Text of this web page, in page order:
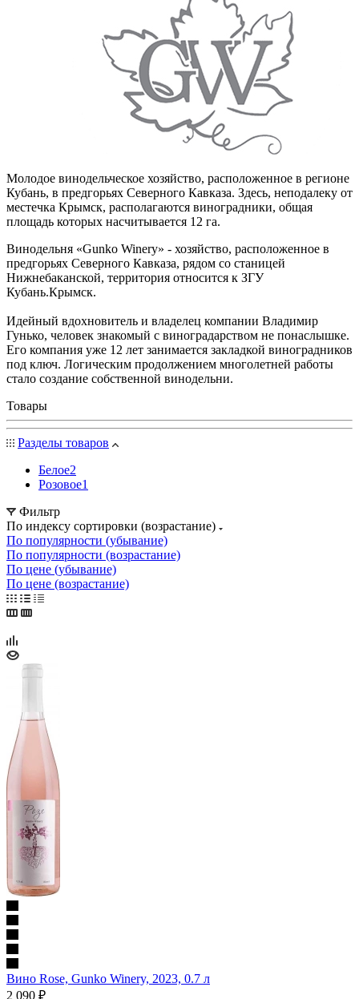
Молодое винодельческое хозяйство, расположенное в регионе
Кубань, в предгорьях Северного Кавказа. Здесь, неподалеку от
местечка Крымск, располагаются виноградники, общая
площадь которых насчитывается 12 га.
Винодельня «Gunko Winery» - хозяйство, расположенное в
предгорьях Северного Кавказа, рядом со станицей
Нижнебаканской, территория относится к ЗГУ
Кубань.Крымск.
Идейный вдохновитель и владелец компании Владимир
Гунько, человек знакомый с виноградарством не понаслышке.
Его компания уже 12 лет занимается закладкой виноградников
под ключ. Логическим продолжением многолетней работы
стало создание собственной винодельни.
Товары
Разделы товаров
Белое2
Розовое1
Фильтр
По индексу сортировки (возрастание)
По популярности (убывание)
По популярности (возрастание)
По цене (убывание)
По цене (возрастание)
Вино Rose, Gunko Winery, 2023, 0.7 л
2 090 ₽